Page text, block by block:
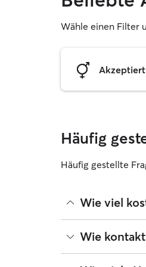
Wähle einen Filter
Häufig
Häufig gestellte
Wie viel
Haustiersitter
seit August
ändern, wenn
Wie